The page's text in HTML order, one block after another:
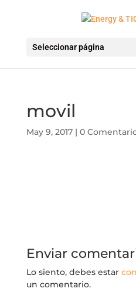
Seleccionar página
movil
May 9, 2017| 0
Enviar
Lo siento, debes estar
un comentario.